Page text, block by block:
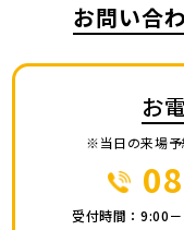
お問い合
お
※当日の来場予
受付時間：9:00